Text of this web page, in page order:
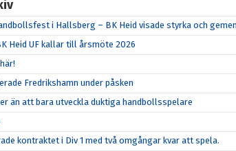
i Hallsberg – BK Heid visade styrka och
Heid UF kallar till årsmöte 2026
Fredrikshamn under påsken
än att bara utveckla duktiga handbollsspelare
kontraktet i Div 1 med två omgångar kvar att spela.